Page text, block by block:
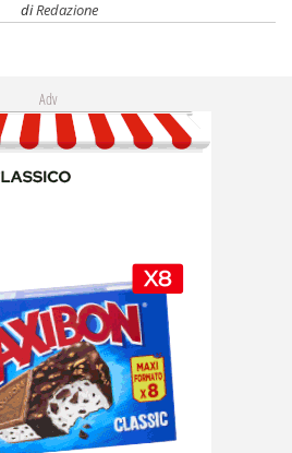
diRedazione
Adv